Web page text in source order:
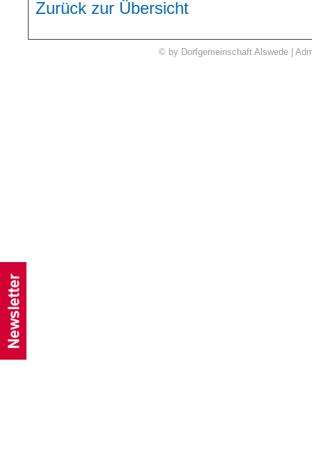
Zurück zur Übersicht
© by Dorfgemeinschaft Alswede |